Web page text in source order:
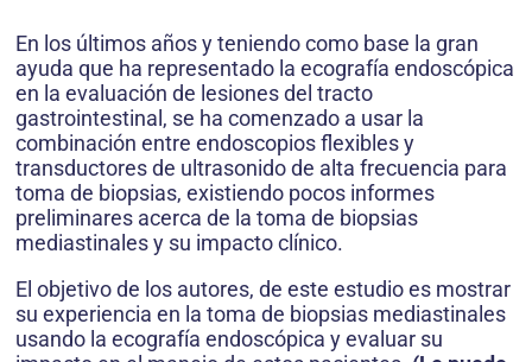
En los últimos años y teniendo como base la gran
ayuda que ha representado la ecografía endoscópica
en la evaluación de lesiones del tracto
gastrointestinal, se ha comenzado a usar la
combinación entre endoscopios flexibles y
transductores de ultrasonido de alta frecuencia para
toma de biopsias, existiendo pocos informes
preliminares acerca de la toma de biopsias
mediastinales y su impacto clínico.
El objetivo de los autores, de este estudio es mostrar
su experiencia en la toma de biopsias mediastinales
usando la ecografía endoscópica y evaluar su